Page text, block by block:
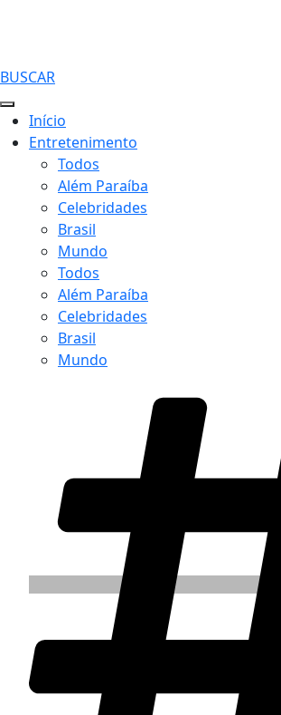
BUSCAR
Início
Entretenimento
Todos
Além Paraíba
Celebridades
Brasil
Mundo
Todos
Além Paraíba
Celebridades
Brasil
Mundo